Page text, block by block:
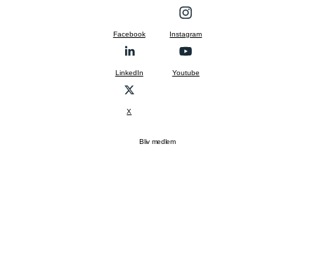
Facebook Instagram
LinkedIn Youtube
X
Bliv medlem